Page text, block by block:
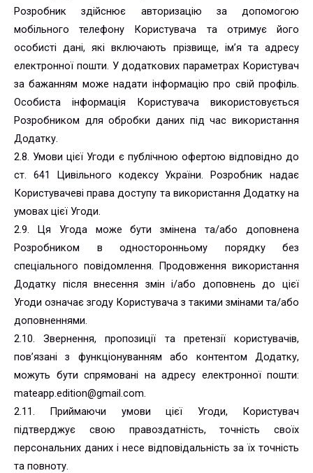
Розробник здійснює авторизацію за допомогою
мобільного телефону Користувача та отримує його
особисті дані, які включають прізвище, ім’я та адресу
електронної пошти. У додаткових параметрах Користувач
за бажанням може надати інформацію про свій профіль.
Особиста інформація Користувача використовується
Розробником для обробки даних під час використання
Додатку.
2.8. Умови цієї Угоди є публічною офертою відповідно до
ст. 641 Цивільного кодексу України. Розробник надає
Користувачеві права доступу та використання Додатку на
умовах цієї Угоди.
2.9. Ця Угода може бути змінена та/або доповнена
Розробником в односторонньому порядку без
спеціального повідомлення. Продовження використання
Додатку після внесення змін і/або доповнень до цієї
Угоди означає згоду Користувача з такими змінами та/або
доповненнями.
2.10. Звернення, пропозиції та претензії користувачів,
пов’язані з функціонуванням або контентом Додатку,
можуть бути спрямовані на адресу електронної пошти:
mateapp.edition@gmail.com.
2.11. Приймаючи умови цієї Угоди, Користувач
підтверджує свою правоздатність, точність своїх
персональних даних і несе відповідальність за їх точність
та повноту.